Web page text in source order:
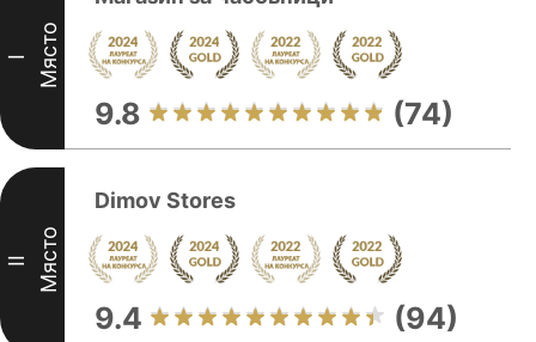
I Място
9.8 (74)
II Място
Dimov Stores
9.4 (94)